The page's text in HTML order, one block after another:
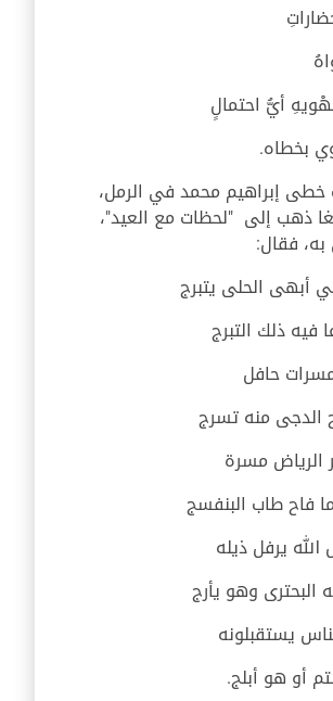
أيُّ احتمالٍ
بخطاه.
خطى إبراهيم محمد في الرمل،
ذهب إلى "لحظات مع العيد"،
فقال:
أبهى الحلى يتبرج
ذلك التبرج
حافل
الدجى منه تسرج
الرياض مسرة
فاح طاب البنفسج
يرفل ذيله
وهو يأرج
يستقبلونه
أو هو أبلج.